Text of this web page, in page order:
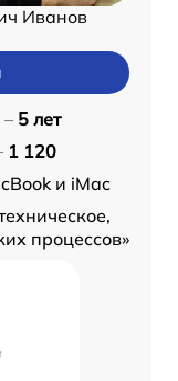
Иванов
5 лет
1 120
и iMac
процессов»